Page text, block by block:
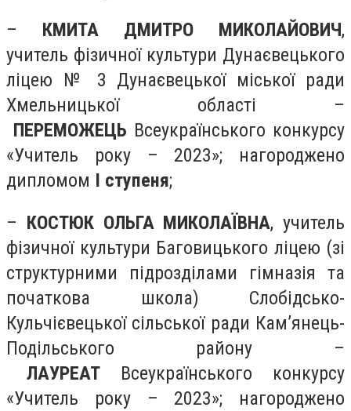
– КМИТА ДМИТРО МИКОЛАЙОВИЧ,
учитель фізичної культури Дунаєвецького
ліцею № 3 Дунаєвецької міської ради
Хмельницької області –
ПЕРЕМОЖЕЦЬ Всеукраїнського конкурсу
«Учитель року – 2023»; нагороджено
дипломом І ступеня;
– КОСТЮК ОЛЬГА МИКОЛАЇВНА, учитель
фізичної культури Баговицького ліцею (зі
структурними підрозділами гімназія та
початкова школа) Слобідсько-
Кульчієвецької сільської ради Кам’янець-
Подільського району –
ЛАУРЕАТ Всеукраїнського конкурсу
«Учитель року – 2023»; нагороджено